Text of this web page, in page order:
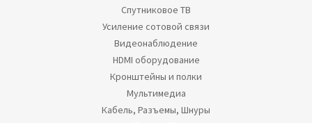
Спутниковое ТВ
Усиление сотовой связи
Видеонаблюдение
HDMI оборудование
Кронштейны и полки
Мультимедиа
Кабель, Разъемы, Шнуры